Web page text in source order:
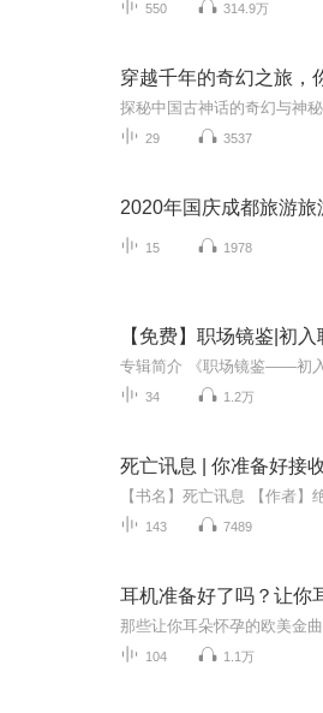
550 314.9万
穿越千年的奇幻之旅，
29 3537
2020年国庆成都旅游旅
15 1978
34 1.2万
死亡讯息 | 你准备好接
【书名】死亡讯息 【作者】
143 7489
那些让你耳朵怀孕的欧美金曲
104 1.1万